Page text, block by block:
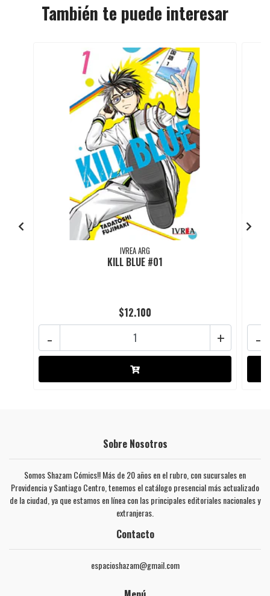
También te puede interesar
IVREA ARG
KILL BLUE #01
$12.100
+
- -
Sobre Nosotros
Somos Shazam Cómics!! Más de 20 años en el rubro, con sucursales en
Providencia y Santiago Centro, tenemos el catálogo presencial más actualizado
de la ciudad, ya que estamos en línea con las principales editoriales nacionales y
extranjeras.
Contacto
espacioshazam@gmail.com